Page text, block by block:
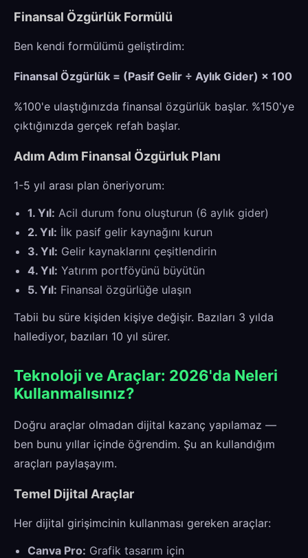
Finansal Özgürlük Formülü
Ben kendi formülümü geliştirdim:
Finansal Özgürlük = (Pasif Gelir ÷ Aylık Gider) × 100
%100'e ulaştığınızda finansal özgürlük başlar. %150'ye
çıktığınızda gerçek refah başlar.
Adım Adım Finansal Özgürluk Planı
1-5 yıl arası plan öneriyorum:
1. Yıl: Acil durum fonu oluşturun (6 aylık gider)
2. Yıl: İlk pasif gelir kaynağını kurun
3. Yıl: Gelir kaynaklarını çeşitlendirin
4. Yıl: Yatırım portföyünü büyütün
5. Yıl: Finansal özgürlüğe ulaşın
Tabii bu süre kişiden kişiye değişir. Bazıları 3 yılda
hallediyor, bazıları 10 yıl sürer.
Teknoloji ve Araçlar: 2026'da Neleri
Kullanmalısınız?
Doğru araçlar olmadan dijital kazanç yapılamaz —
ben bunu yıllar içinde öğrendim. Şu an kullandığım
araçları paylaşayım.
Temel Dijital Araçlar
Her dijital girişimcinin kullanması gereken araçlar:
Canva Pro: Grafik tasarım için